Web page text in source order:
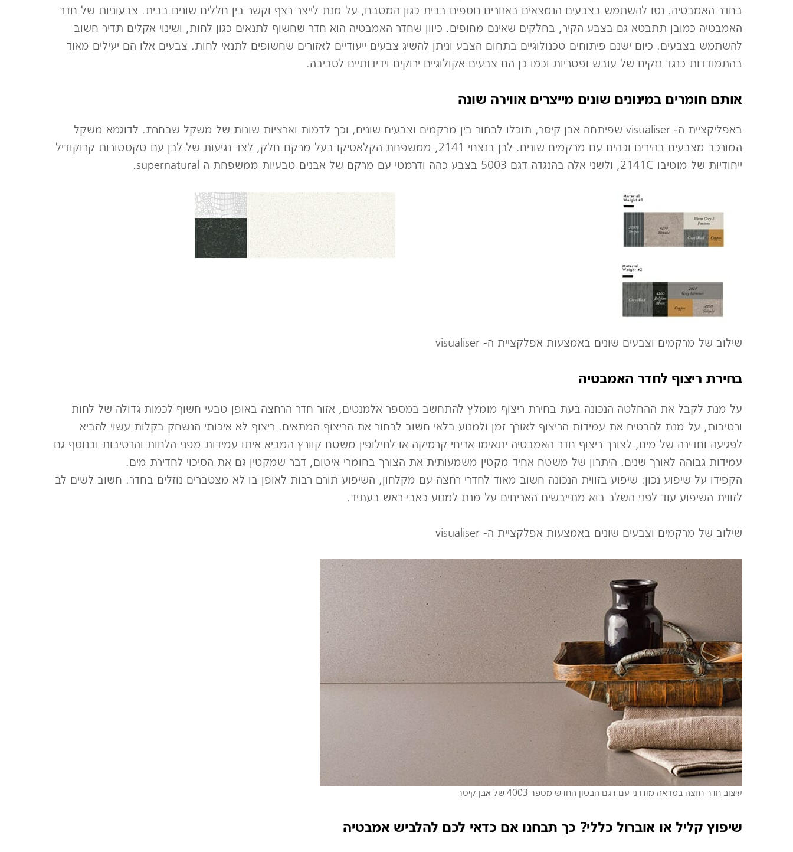
בחדר האמבטיה. נסו להשתמש בצבעים הנמצאים באזורים נוספים בבית כגון המטבח, על מנת לייצר רצף וקשר בין חללים שונים בבית. צבעוניות של חדר
האמבטיה כמובן תתבטא גם בצבע הקיר, בחלקים שאינם מחופים. כיוון שחדר האמבטיה הוא חדר שחשוף לתנאים כגון לחות, ושינוי אקלים תדיר חשוב
להשתמש בצבעים. כיום ישנם פיתוחים טכנולוגיים בתחום הצבע וניתן להשיג צבעים ייעודיים לאזורים שחשופים לתנאי לחות. צבעים אלו הם יעילים מאוד
בהתמודדות כנגד נזקים של עובש ופטריות וכמו כן הם צבעים אקולוגיים ירוקים וידידותיים לסביבה.
אותם חומרים במינונים שונים מייצרים אווירה שונה
באפליקציית ה- visualiser שפיתחה אבן קיסר, תוכלו לבחור בין מרקמים וצבעים שונים, וכך לדמות וארציות שונות של משקל שבחרת. לדוגמא משקל
המורכב מצבעים בהירים וכהים עם מרקמים שונים. לבן בנצחי 2141, ממשפחת הקלאסיקו בעל מרקם חלק, לצד נגיעות של לבן עם טקסטורות קרוקודיל
ייחודיות של מוטיבו 2141C, ולשני אלה בהנגדה דגם 5003 בצבע כהה ודרמטי עם מרקם של אבנים טבעיות ממשפחת ה supernatural.
שילוב של מרקמים וצבעים שונים באמצעות אפלקציית ה- visualiser
בחירת ריצוף לחדר האמבטיה
על מנת לקבל את ההחלטה הנכונה בעת בחירת ריצוף מומלץ להתחשב במספר אלמנטים, אזור חדר הרחצה באופן טבעי חשוף לכמות גדולה של לחות
ורטיבות, על מנת להבטיח את עמידות הריצוף לאורך זמן ולמנוע בלאי חשוב לבחור את הריצוף המתאים. ריצוף לא איכותי הנשחק בקלות עשוי להביא
לפגיעה וחדירה של מים, לצורך ריצוף חדר האמבטיה יתאימו אריחי קרמיקה או לחילופין משטח קוורץ המביא איתו עמידות מפני הלחות והרטיבות ובנוסף גם
עמידות גבוהה לאורך שנים. היתרון של משטח אחיד מקטין משמעותית את הצורך בחומרי איטום, דבר שמקטין גם את הסיכוי לחדירת מים.
הקפידו על שיפוע נכון: שיפוע בזווית הנכונה חשוב מאוד לחדרי רחצה עם מקלחון, השיפוע תורם רבות לאופן בו לא מצטברים נוזלים בחדר. חשוב לשים לב
לזווית השיפוע עוד לפני השלב בוא מתייבשים האריחים על מנת למנוע כאבי ראש בעתיד.
שילוב של מרקמים וצבעים שונים באמצעות אפלקציית ה- visualiser
עיצוב חדר רחצה במראה מודרני עם דגם הבטון החדש מספר 4003 של אבן קיסר
שיפוץ קליל או אוברול כללי? כך תבחנו אם כדאי לכם להלביש אמבטיה